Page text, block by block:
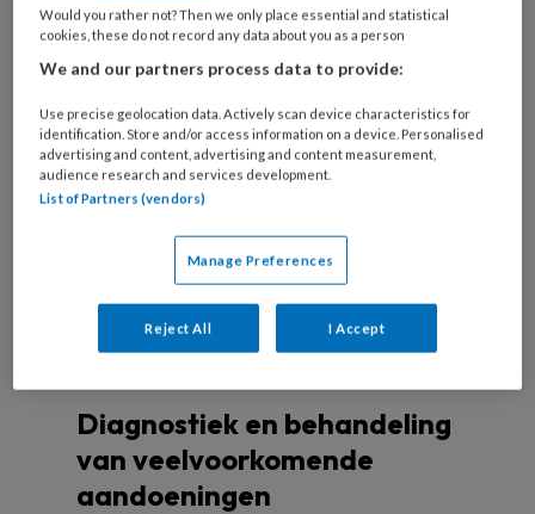
meer terugkeren naar de zorginstelling of andere
ideeën hebben over de behandeling. Verschillen
in cultuur kunnen voor wrijving en onbegrip
zorgen tussen zorgverlener en patiënt. Het aantal
mensen met een migratie-achtergrond zal de
komende jaren alleen maar toenemen. Hoe werk
je als zorgverlener cultuursensitief?
Over kleine kwalen
Diagnostiek en behandeling
van veelvoorkomende
aandoeningen
Would you rather not? Then we only place essential and statistical
cookies, these do not record any data about you as a person
We and our partners process data to provide:
Use precise geolocation data. Actively scan device characteristics for
identification. Store and/or access information on a device. Personalised
advertising and content, advertising and content measurement,
audience research and services development.
List of Partners (vendors)
Manage Preferences
Reject All I Accept